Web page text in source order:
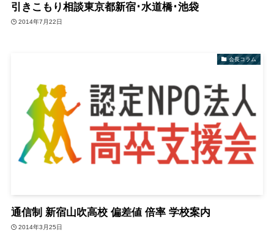
引きこもり相談東京都新宿･水道橋･池袋
2014年7月22日
会長コラム
通信制 新宿山吹高校 偏差値 倍率 学校案内
2014年3月25日